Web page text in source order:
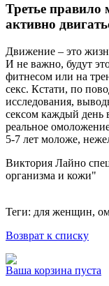
Третье правило
активно
Движение – это
И не важно, будут
фитнесом или на
секс. Кстати, по
исследования,
сексом каждый день
реальное
5-7 лет моложе,
Виктория Лайно
организма и кожи"
Теги: для женщин,
Возврат к списку
Ваша корзина пуста